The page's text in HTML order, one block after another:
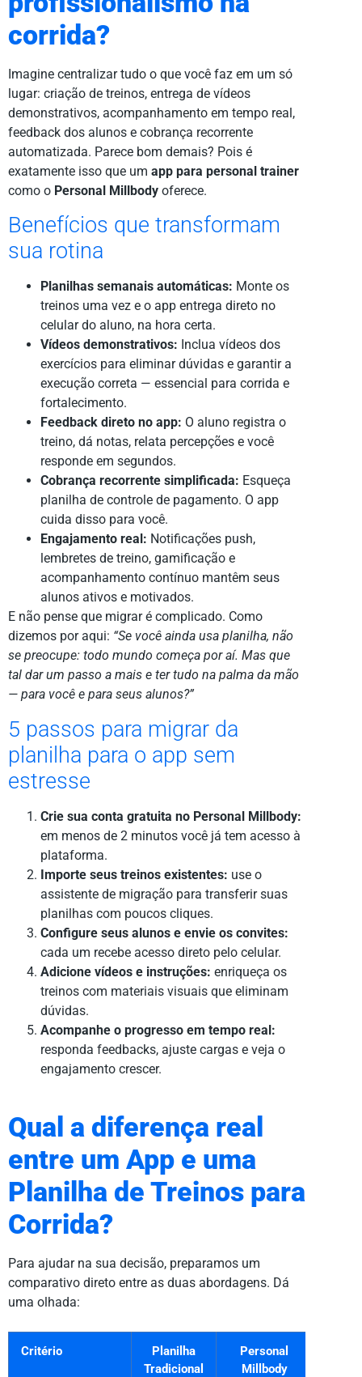
corrida?
Imagine centralizar tudo o que você faz em um só
lugar: criação de treinos, entrega de vídeos
demonstrativos, acompanhamento em tempo real,
feedback dos alunos e cobrança recorrente
automatizada. Parece bom demais? Pois é
exatamente isso que um app para personal trainer
como o Personal Millbody oferece.
Benefícios que transformam
sua rotina
Planilhas semanais automáticas: Monte os
treinos uma vez e o app entrega direto no
celular do aluno, na hora certa.
Vídeos demonstrativos: Inclua vídeos dos
exercícios para eliminar dúvidas e garantir a
execução correta — essencial para corrida e
fortalecimento.
Feedback direto no app: O aluno registra o
treino, dá notas, relata percepções e você
responde em segundos.
Cobrança recorrente simplificada: Esqueça
planilha de controle de pagamento. O app
cuida disso para você.
Engajamento real: Notificações push,
lembretes de treino, gamificação e
acompanhamento contínuo mantêm seus
alunos ativos e motivados.
E não pense que migrar é complicado. Como
dizemos por aqui: “Se você ainda usa planilha, não
se preocupe: todo mundo começa por aí. Mas que
tal dar um passo a mais e ter tudo na palma da mão
— para você e para seus alunos?”
5 passos para migrar da
planilha para o app sem
estresse
Crie sua conta gratuita no Personal Millbody:
em menos de 2 minutos você já tem acesso à
plataforma.
Importe seus treinos existentes: use o
assistente de migração para transferir suas
planilhas com poucos cliques.
Configure seus alunos e envie os convites:
cada um recebe acesso direto pelo celular.
Adicione vídeos e instruções: enriqueça os
treinos com materiais visuais que eliminam
dúvidas.
Acompanhe o progresso em tempo real:
responda feedbacks, ajuste cargas e veja o
engajamento crescer.
Qual a diferença real
entre um App e uma
Planilha de Treinos para
Corrida?
Para ajudar na sua decisão, preparamos um
comparativo direto entre as duas abordagens. Dá
uma olhada:
Critério
Planilha
Tradicional
Personal
Millbody